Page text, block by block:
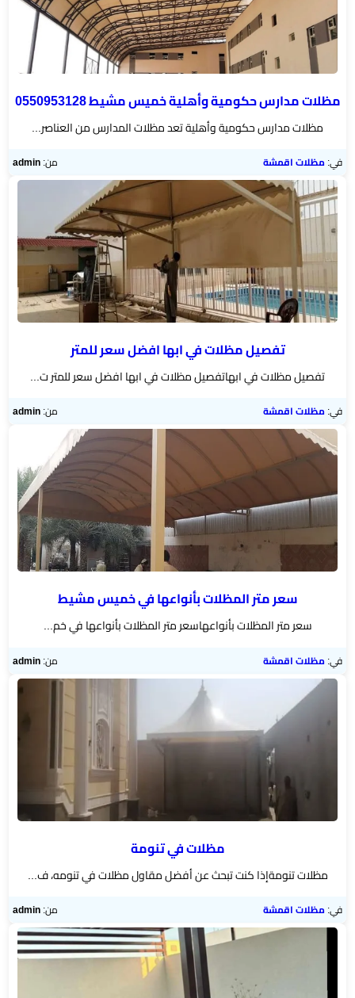
مظلات مدارس حكومية وأهلية خميس مشيط 0550953128
مظلات مدارس حكومية وأهلية تعد مظلات المدارس من العناصر...
في:مظلات اقمشة من:admin
تفصيل مظلات في ابها افضل سعر للمتر
تفصيل مظلات في ابهاتفصيل مظلات في ابها افضل سعر للمتر ت...
في:مظلات اقمشة من:admin
سعر متر المظلات بأنواعها في خميس مشيط
سعر متر المظلات بأنواعهاسعر متر المظلات بأنواعها في خم...
في:مظلات اقمشة من:admin
مظلات في تنومة
مظلات تنومةإذا كنت تبحث عن أفضل مقاول مظلات في تنومه، ف...
في:مظلات اقمشة من:admin